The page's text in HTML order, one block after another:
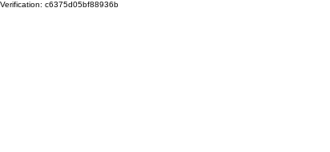
Verification: c6375d05bf88936b